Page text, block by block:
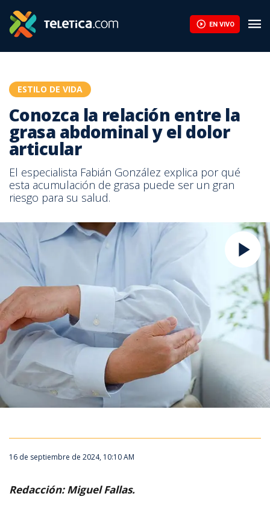
EN VIVO
ESTILO DE VIDA
Conozca la relación entre la
grasa abdominal y el dolor
articular
El especialista Fabián González explica por qué
esta acumulación de grasa puede ser un gran
riesgo para su salud.
16 de septiembre de 2024, 10:10 AM
Redacción: Miguel Fallas.